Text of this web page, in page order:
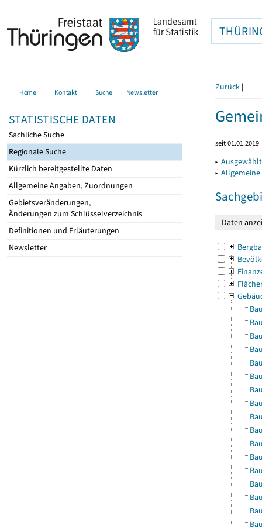
Home Kontakt Suche Newsletter
STATISTISCHE DATEN
Sachliche Suche
Regionale Suche
Kürzlich bereitgestellte Daten
Allgemeine Angaben, Zuordnungen
Gebietsveränderungen,
Änderungen zum Schlüsselverzeichnis
Definitionen und Erläuterungen
Newsletter
Zurück |
seit 01.01.2019
▸
▸